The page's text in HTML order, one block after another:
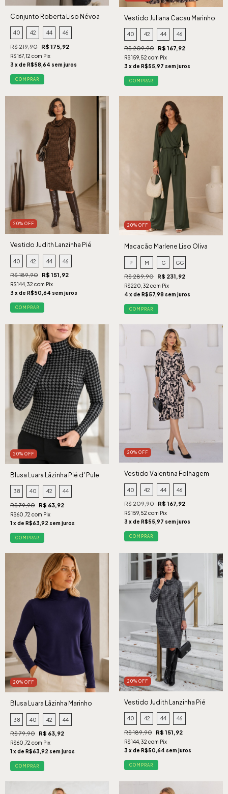
Conjunto Roberta Liso Névoa
40 42 44 46
R$ 219,90 R$ 175,92
R$167,12 com Pix
3 x de R$58,64 sem juros
COMPRAR
Vestido Juliana Cacau Marinho
40 42 44 46
R$ 209,90 R$ 167,92
R$159,52 com Pix
3 x de R$55,97 sem juros
COMPRAR
20% OFF
Vestido Judith Lanzinha Pié
Caramelo
40 42 44 46
R$ 189,90 R$ 151,92
R$144,32 com Pix
3 x de R$50,64 sem juros
COMPRAR
20% OFF
Macacão Marlene Liso Oliva
P M G GG
R$ 289,90 R$ 231,92
R$220,32 com Pix
4 x de R$57,98 sem juros
COMPRAR
20% OFF
Blusa Luara Lãzinha Pié d' Pule
38 40 42 44
R$ 79,90 R$ 63,92
R$60,72 com Pix
1 x de R$63,92 sem juros
COMPRAR
20% OFF
Vestido Valentina Folhagem
Preto
40 42 44 46
R$ 209,90 R$ 167,92
R$159,52 com Pix
3 x de R$55,97 sem juros
COMPRAR
20% OFF
Blusa Luara Lãzinha Marinho
38 40 42 44
R$ 79,90 R$ 63,92
R$60,72 com Pix
1 x de R$63,92 sem juros
COMPRAR
20% OFF
Vestido Judith Lanzinha Pié
Cinza
40 42 44 46
R$ 189,90 R$ 151,92
R$144,32 com Pix
3 x de R$50,64 sem juros
COMPRAR